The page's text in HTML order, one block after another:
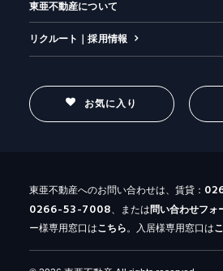
東亜不動産について
リクルート｜採用情報
お気に入り
東亜不動産へのお問い合わせは、賃貸：
0266-53-7008、または 問い合わせフォ
ー様専用窓口はこちら。入居様専用窓口は